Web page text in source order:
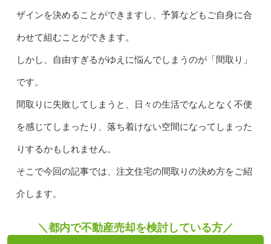
ザインを決めることができますし、予算などもご自身に合
わせて組むことができます。
しかし、自由すぎるがゆえに悩んでしまうのが「間取り」
です。
間取りに失敗してしまうと、日々の生活でなんとなく不便
を感じてしまったり、落ち着けない空間になってしまった
りするかもしれません。
そこで今回の記事では、注文住宅の間取りの決め方をご紹
介します。
＼都内で不動産売却を検討している方／